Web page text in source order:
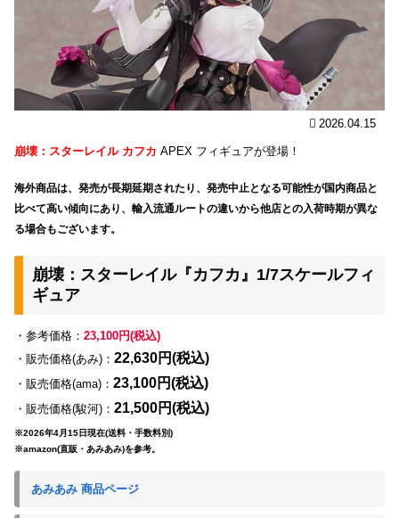
2026.04.15
崩壊：スターレイル カフカ APEX フィギュアが登場！
海外商品は、発売が長期延期されたり、発売中止となる可能性が国内商品と
比べて高い傾向にあり、輸入流通ルートの違いから他店との入荷時期が異な
る場合もございます。
崩壊：スターレイル『カフカ』1/7スケールフィ
ギュア
・参考価格： 23,100円(税込)
・販売価格(あみ)： 22,630円(税込)
・販売価格(ama)： 23,100円(税込)
・販売価格(駿河)： 21,500円(税込)
※2026年4月15日現在(送料・手数料別)
※amazon(直販・あみあみ)を参考。
あみあみ 商品ページ